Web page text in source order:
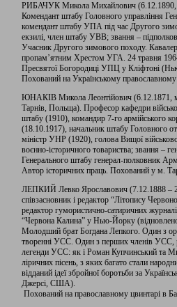
РИБАЧУК Микола Михайлович (6.12.1890,
Комендант штабу Головного управління
комендант штабу УПА під час Другого
екзилі, член штабу УВВ; звання –
Учасник Другого зимового походу.
пропам’ятним Хрестом УГА. 24 травня
Пресвятої Богородиці УПЦ у Кліфтоні
Похований на Українському
ЮНАКІВ Микола Леонтійович (6.12.1871,
Тарнів, Польща). Професор кафедри
штабу (1910), командир 7-го армійського
(18.10.1917), начальник штабу Головного
міністр УНР (1920), голова Вищої
воєнно-історичного товариства; звання –
Генерального штабу генерал-полковник
Автор історичних праць. Похований у м.
ЛЕПКИЙ Левко Ярославович (7.12.1888 –
співзасновник і редактор “Літопису
редактор гумористично-сатиричних
“Червона Калина” у Нью-Йорку
Молодший брат Богдана Лепкого. Один з
творенні УСС. Один з перших членів УСС,
легенди УСС: як і Роман Купчинський та
ліричних пісень, з яких багато стали
відданий ідеї збройної боротьби за
Джерсі, США).
Похований на православному цвинтарі в